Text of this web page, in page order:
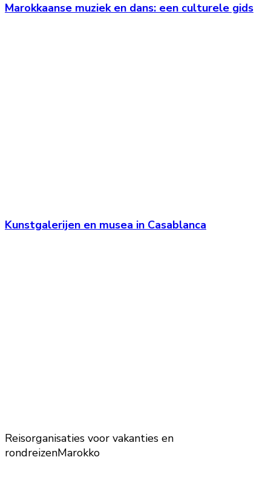
Marokkaanse muziek en dans: een culturele gids
Kunstgalerijen en musea in Casablanca
Reisorganisaties voor vakanties en
rondreizenMarokko